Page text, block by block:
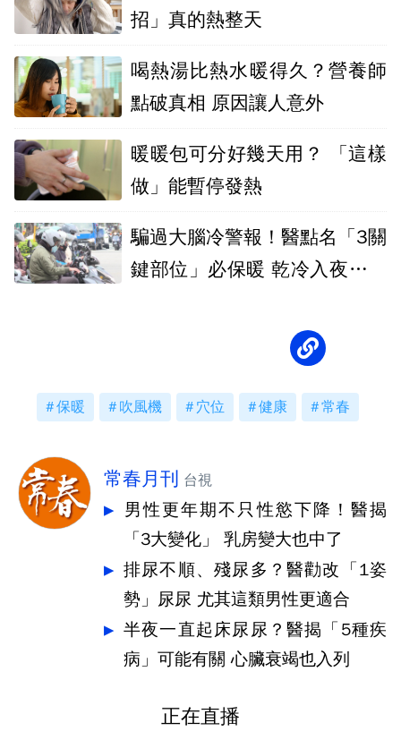
招」真的熱整天
喝熱湯比熱水暖得久？營養師
點破真相 原因讓人意外
暖暖包可分好幾天用？ 「這樣
做」能暫停發熱
騙過大腦冷警報！醫點名「3關
鍵部位」必保暖 乾冷入夜極端
保暖 吹風機 穴位 健康 常春
常春月刊 台視
男性更年期不只性慾下降！醫揭
「3大變化」 乳房變大也中了
排尿不順、殘尿多？醫勸改「1姿
勢」尿尿 尤其這類男性更適合
半夜一直起床尿尿？醫揭「5種疾
病」可能有關 心臟衰竭也入列
正在直播